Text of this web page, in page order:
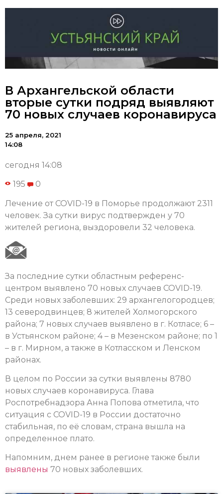
В Архангельской области
вторые сутки подряд выявляют
70 новых случаев коронавируса
25 апреля, 2021
14:08
сегодня 14:08
195 0
Лечение от COVID-19 в Поморье продолжают 2311
человек. За сутки вирус подтвержден у 70
жителей региона, выздоровели 32 человека.
За последние сутки областным референс-
центром выявлено 70 новых случаев COVID-19.
Среди новых заболевших: 29 архангелогородцев;
13 северодвинцев; 8 жителей Холмогорского
района; 7 новых случаев выявлено в г. Котласе; 6 –
в Устьянском районе; 4 – в Мезенском районе; по 1
– в г. Мирном, а также в Котласском и Ленском
районах.
В целом по России за сутки выявлены 8780
новых случаев коронавируса. Глава
Роспотребнадзора Анна Попова отметила, что
ситуация с COVID-19 в России достаточно
стабильная, по её словам, страна вышла на
определенное плато.
Напомним, днем ранее в регионе также были
выявлены 70 новых заболевших.